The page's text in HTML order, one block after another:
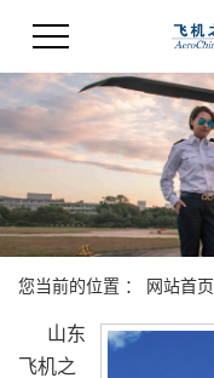
您当前的位置 ： 网站首页
山东
飞机之